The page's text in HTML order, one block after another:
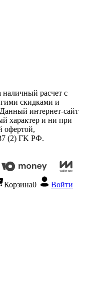
наличный расчет с
скидками и
интернет-сайт
характер и ни при
офертой,
(2) ГK РФ.
Корзина0 Войти